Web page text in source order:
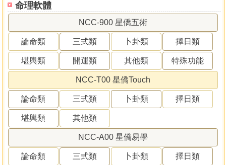
命理軟體
NCC-900 星僑五術
論命類 三式類 卜卦類 擇日類
堪輿類 開運類 其他類 特殊功能
NCC-T00 星僑Touch
論命類 三式類 卜卦類 擇日類
堪輿類 其他類
NCC-A00 星僑易學
論命類 三式類 卜卦類 擇日類